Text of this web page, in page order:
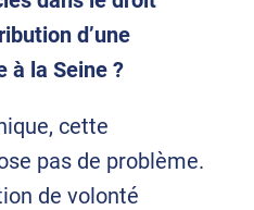
d’une
à la Seine ?
cette
pas de problème.
de volonté